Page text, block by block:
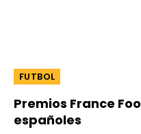
FUTBOL
Premios France
españoles